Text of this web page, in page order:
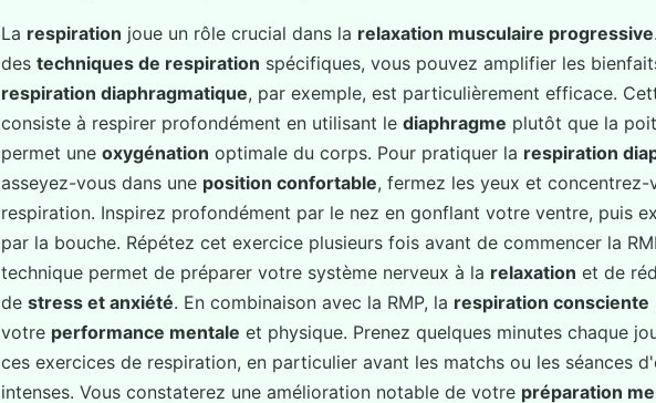
La respiration joue un rôle crucial dans la relaxation musculaire progressive
des techniques de respiration spécifiques, vous pouvez amplifier les
respiration diaphragmatique, par exemple, est particulièrement efficace.
consiste à respirer profondément en utilisant le diaphragme plutôt que la
permet une oxygénation optimale du corps. Pour pratiquer la respiration
asseyez-vous dans une position confortable, fermez les yeux et
respiration. Inspirez profondément par le nez en gonflant votre ventre, puis
par la bouche. Répétez cet exercice plusieurs fois avant de commencer la
technique permet de préparer votre système nerveux à la relaxation et de
de stress et anxiété. En combinaison avec la RMP, la respiration consciente
votre performance mentale et physique. Prenez quelques minutes chaque
ces exercices de respiration, en particulier avant les matchs ou les séances
intenses. Vous constaterez une amélioration notable de votre préparation